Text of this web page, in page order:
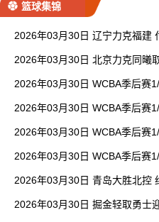
篮球集锦
2026年03月30日 辽宁力克福建
2026年03月30日 北京力克同曦
2026年03月30日 WCBA季后赛
2026年03月30日 WCBA季后赛
2026年03月30日 WCBA季后赛
2026年03月30日 WCBA季后赛
2026年03月30日 青岛大胜北控
2026年03月30日 掘金轻取勇士